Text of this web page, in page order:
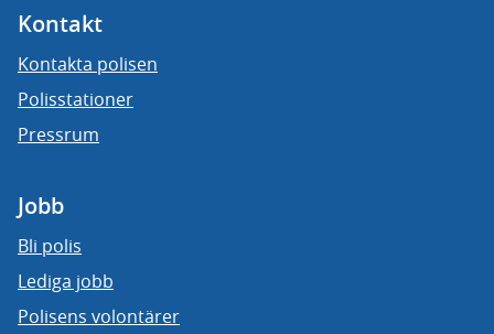
Kontakt
Kontakta polisen
Polisstationer
Pressrum
Jobb
Bli polis
Lediga jobb
Polisens volontärer